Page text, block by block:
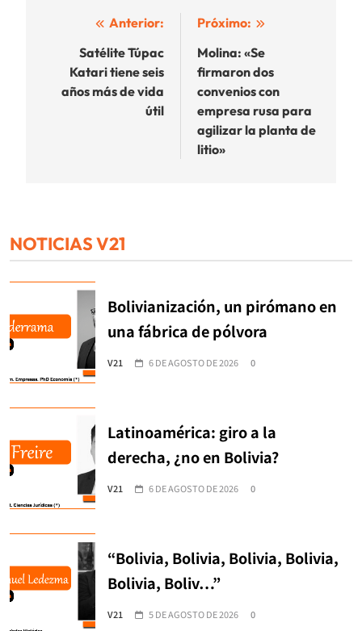
Navegación
entradas
Anterior:
Satélite Túpac
Katari tiene seis
años más de vida
útil
Próximo:
Molina: «Se
firmaron dos
convenios con
empresa rusa para
agilizar la planta de
litio»
NOTICIAS V21
Bolivianización, un pirómano en
una fábrica de pólvora
V21 6 DE AGOSTO DE 2026 0
Latinoamérica: giro a la
derecha, ¿no en Bolivia?
V21 6 DE AGOSTO DE 2026 0
“Bolivia, Bolivia, Bolivia, Bolivia,
Bolivia, Boliv…”
V21 5 DE AGOSTO DE 2026 0